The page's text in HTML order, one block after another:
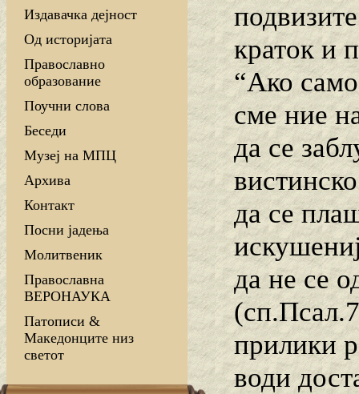
Издавачка дејност
Од историјата
Православно
образование
Поучни слова
Беседи
Музеј на МПЦ
Архива
Контакт
Посни јадења
Молитвеник
Православна
ВЕРОНАУКА
Патописи &
Македонците низ
светот
краток и
“Ако
сме ние
да се
да се
да не се
прилики
води